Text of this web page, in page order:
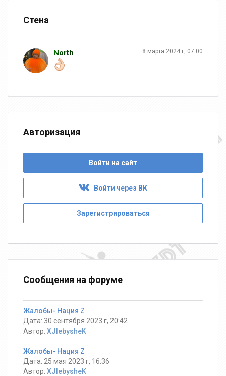
Стена
North 8 марта 2024 г, 07:00
Авторизация
Войти на сайт
Войти через ВК
Зарегистрироваться
Сообщения на форуме
Жалобы- Нация Z
Дата: 30 сентября 2023 г, 20:42
Автор: XJlebysheK
Жалобы- Нация Z
Дата: 25 мая 2023 г, 16:36
Автор: XJlebysheK